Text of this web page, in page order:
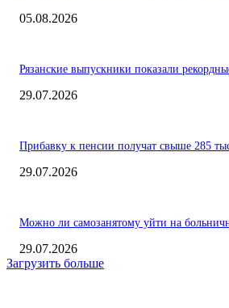
05.08.2026
Рязанские выпускники показали
29.07.2026
Прибавку к пенсии получат свыше 285
29.07.2026
Можно ли самозанятому уйти на
29.07.2026
Загрузить больше